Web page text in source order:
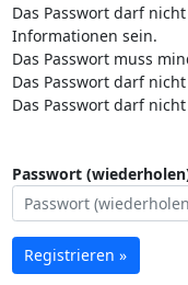
Das Passwort darf
Informationen sein.
Das Passwort muss
Das Passwort darf
Das Passwort darf
Passwort
Registrieren »